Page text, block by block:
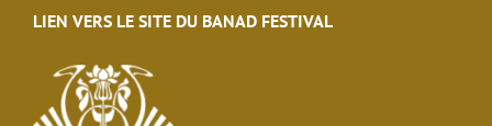
LIEN VERS LE SITE DU BANAD FESTIVAL